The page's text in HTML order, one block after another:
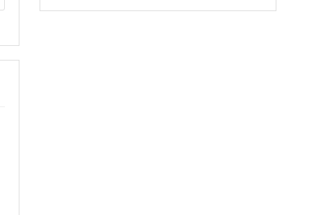
响；<&list>3.稳定器的转向胶套和球头